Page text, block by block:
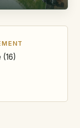
(16)